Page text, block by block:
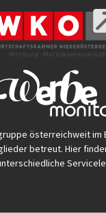
österreichweit im
betreut. Hier